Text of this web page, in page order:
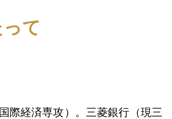
対応
て
際経済専攻）。三菱銀行（現三